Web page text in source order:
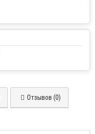
Отзывов (0)